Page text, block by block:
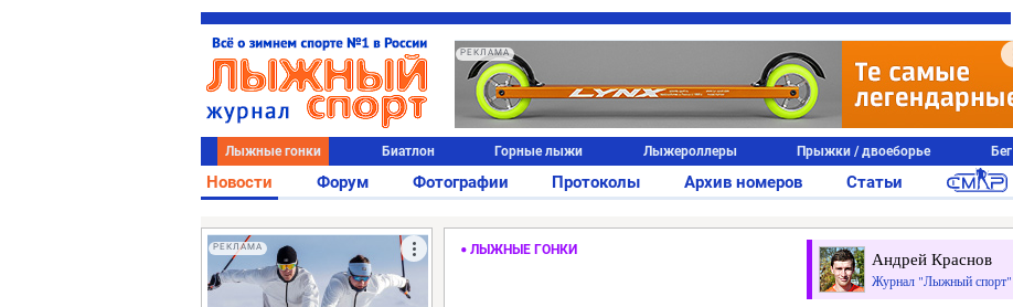
РЕКЛАМА
Лыжные гонки Биатлон Горные лыжи Лыжероллеры Прыжки / двоеборье Бег
Новости Форум Фотографии Протоколы Архив номеров Статьи
РЕКЛАМА ЛЫЖНЫЕ ГОНКИ Андрей Краснов
Журнал "Лыжный спорт"